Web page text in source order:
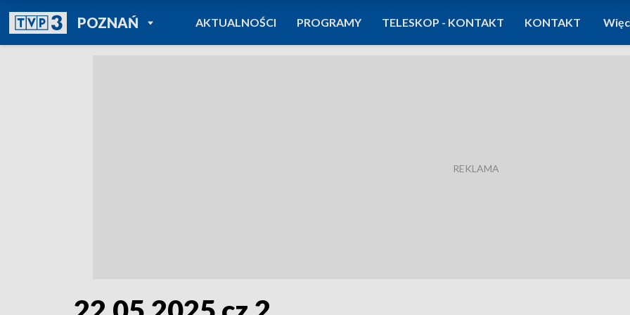
POZNAŃPOWRÓT DO
TVP REGIONY
AKTUALNOŚCI PROGRAMY TELESKOP - KONTAKT KONTAKT